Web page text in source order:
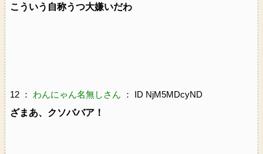
こういう自称うつ大嫌いだわ
12 ： わんにゃん名無しさん ： ID NjM5MDcyND
ざまあ、クソババア！